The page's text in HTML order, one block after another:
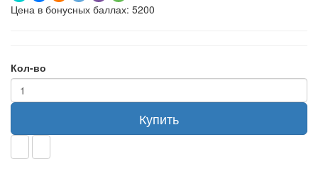
Цена в бонусных баллах: 5200
Кол-во
Купить